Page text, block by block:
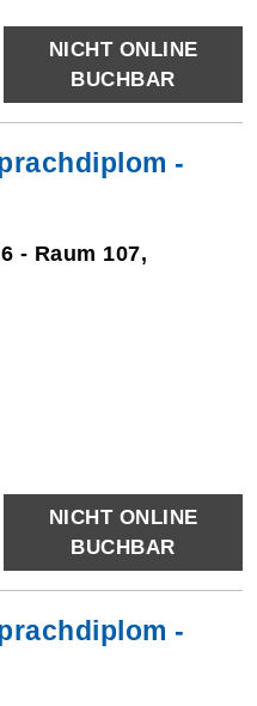
NICHT ONLINE
BUCHBAR
-
- Raum 107,
NICHT ONLINE
BUCHBAR
-